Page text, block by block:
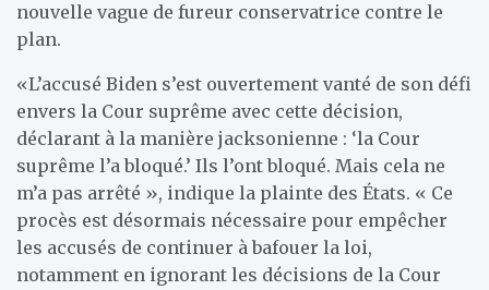
nouvelle vague de fureur conservatrice contre le
plan.
«L’accusé Biden s’est ouvertement vanté de son défi
envers la Cour suprême avec cette décision,
déclarant à la manière jacksonienne : ‘la Cour
suprême l’a bloqué.’ Ils l’ont bloqué. Mais cela ne
m’a pas arrêté », indique la plainte des États. « Ce
procès est désormais nécessaire pour empêcher
les accusés de continuer à bafouer la loi,
notamment en ignorant les décisions de la Cour